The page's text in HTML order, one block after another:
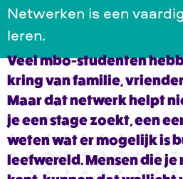
Netwerken is een
leren.
Veel mbo-studenten
kring van familie,
Maar dat netwerk helpt
je een stage zoekt, een
weten wat er mogelijk is
leefwereld. Mensen die je